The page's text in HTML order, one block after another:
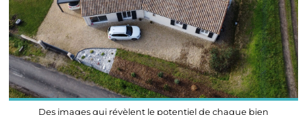
Des images qui révèlent le potentiel de chaque bien